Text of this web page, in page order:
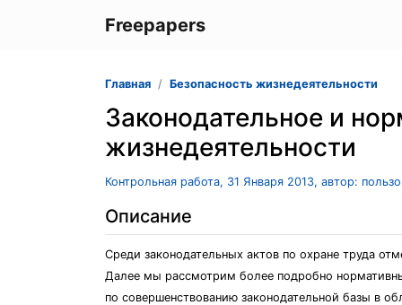
Freepapers
Главная Безопасность жизнедеятельности
Законодательное и
жизнедеятельности
Контрольная работа, 31 Января 2013, автор:
Описание
Среди законодательных актов по охране труда
Далее мы рассмотрим более подробно
по совершенствованию законодательной базы в